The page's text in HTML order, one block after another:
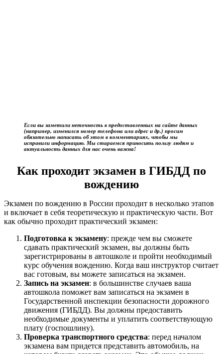
Если вы заметили неточность в предоставленных на сайте данных
(например, изменился номер телефона или адрес и др.) просим
обязательно написать об этом в комментариях, чтобы мы
исправили информацию. Мы стараемся приносить пользу людям и
актуальность данных для нас очень важна!
Как проходит экзамен в ГИБДД по
вождению
Экзамен по вождению в России проходит в несколько этапов
и включает в себя теоретическую и практическую части. Вот
как обычно проходит практический экзамен:
Подготовка к экзамену: прежде чем вы сможете
сдавать практический экзамен, вы должны быть
зарегистрированы в автошколе и пройти необходимый
курс обучения вождению. Когда ваш инструктор считает
вас готовым, вы можете записаться на экзамен.
Запись на экзамен: в большинстве случаев ваша
автошкола поможет вам записаться на экзамен в
Государственной инспекции безопасности дорожного
движения (ГИБДД). Вы должны предоставить
необходимые документы и уплатить соответствующую
плату (госпошлину).
Проверка транспортного средства: перед началом
экзамена вам придется представить автомобиль, на